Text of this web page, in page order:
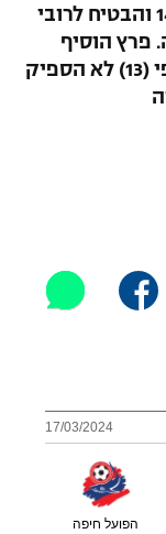
בראשות טבלת הכובשים עם שער 14 והבטיח לרובי
פרץ הוסיף
(85) וגם בישל, פנדל מוצלח של יוספי (13) לא הספיק
17/03/2024
הפועל חיפה